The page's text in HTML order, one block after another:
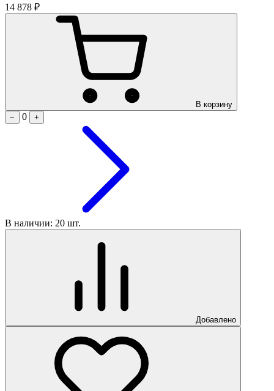
14 878 ₽
В корзину
−
0 +
В наличии: 20 шт.
Добавлено